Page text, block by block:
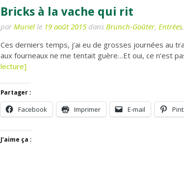
Bricks à la vache qui rit
par Muriel le 19 août 2015 dans Brunch-Goûter, Entrées,
Ces derniers temps, j’ai eu de grosses journées au
aux fourneaux ne me tentait guère…Et oui, ce n’est
lecture]
Partager :
Facebook Imprimer E-mail
J’aime ça :